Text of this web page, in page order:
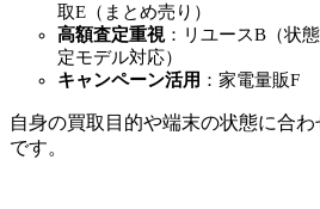
取E（まとめ売り）
高額査定重視 ：リユースB（状
定モデル対応）
キャンペーン活用 ：家電量販F
自身の買取目的や端末の状態に合
です。